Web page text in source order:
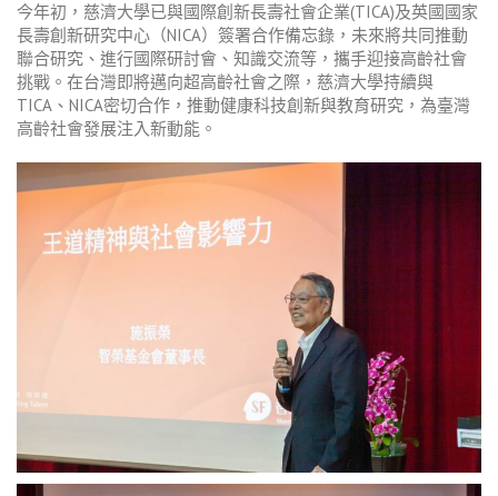
今年初，慈濟大學已與國際創新長壽社會企業(TICA)及英國國家
長壽創新研究中心（NICA）簽署合作備忘錄，未來將共同推動
聯合研究、進行國際研討會、知識交流等，攜手迎接高齡社會
挑戰。在台灣即將邁向超高齡社會之際，慈濟大學持續與
TICA、NICA密切合作，推動健康科技創新與教育研究，為臺灣
高齡社會發展注入新動能。